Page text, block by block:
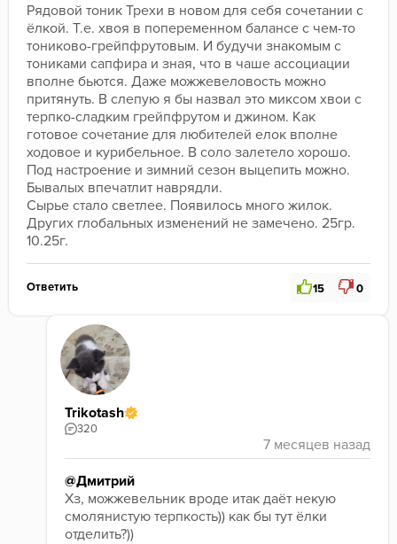
Рядовой тоник Трехи в новом для себя сочетании с
ёлкой. Т.е. хвоя в попеременном балансе с чем-то
тониково-грейпфрутовым. И будучи знакомым с
тониками сапфира и зная, что в чаше ассоциации
вполне бьются. Даже можжевеловость можно
притянуть. В слепую я бы назвал это миксом хвои с
терпко-сладким грейпфрутом и джином. Как
готовое сочетание для любителей елок вполне
ходовое и курибельное. В соло залетело хорошо.
Под настроение и зимний сезон выцепить можно.
Бывалых впечатлит наврядли.
﻿Сырье стало светлее. Появилось много жилок.
Других глобальных изменений не замечено. 25гр.
10.25г.
Ответить 15 0
Trikotash
320
@Дмитрий
Хз, можжевельник вроде итак даёт некую
смолянистую терпкость)) как бы тут ёлки
отделить?))